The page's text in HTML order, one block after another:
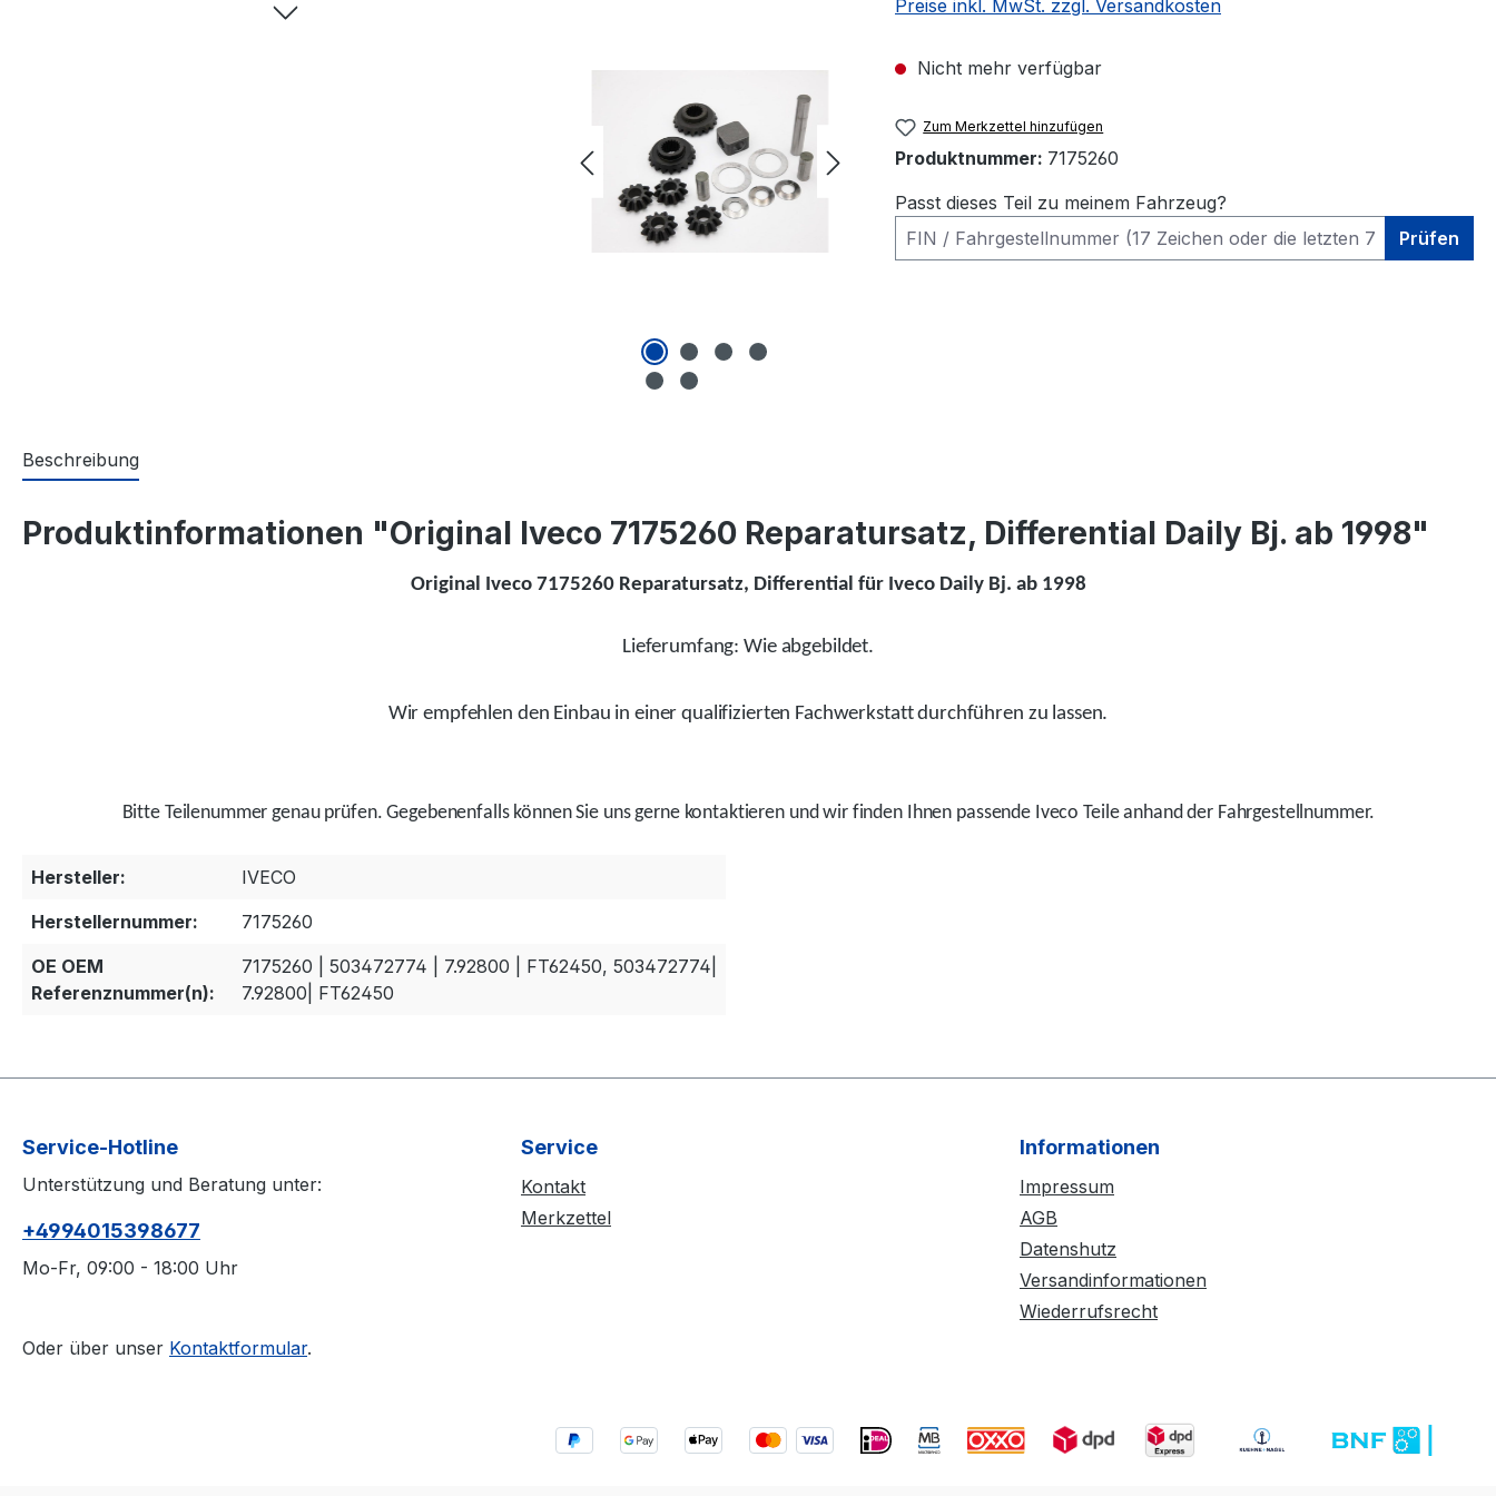
Preise inkl. MwSt. zzgl. Versandkosten
Nicht mehr verfügbar
Zum Merkzettel hinzufügen
Produktnummer: 7175260
Passt dieses Teil zu meinem Fahrzeug?
Prüfen
Beschreibung
Produktinformationen "Original Iveco 7175260 Reparatursatz, Differential Daily Bj. ab 1998"
Original Iveco 7175260 Reparatursatz, Differential für Iveco Daily Bj. ab 1998
Lieferumfang: Wie abgebildet.
Wir empfehlen den Einbau in einer qualifizierten Fachwerkstatt durchführen zu lassen.
Bitte Teilenummer genau prüfen.Gegebenenfallskönnen Sie uns gerne kontaktieren und wir findenIhnen passende Iveco Teile anhand der Fahrgestellnummer.
Hersteller:
IVECO
Herstellernummer:
7175260
OE OEM
Referenznummer(n):
7175260 | 503472774 | 7.92800 | FT62450, 503472774|
7.92800| FT62450
Service-Hotline
Unterstützung und Beratung unter:
+4994015398677
Mo-Fr, 09:00 - 18:00 Uhr
Oder über unser Kontaktformular.
Service
Kontakt
Merkzettel
Informationen
Impressum
AGB
Datenshutz
Versandinformationen
Wiederrufsrecht